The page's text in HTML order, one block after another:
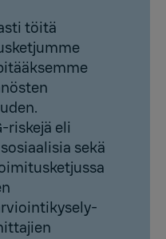
töitä
riskejä eli
sekä